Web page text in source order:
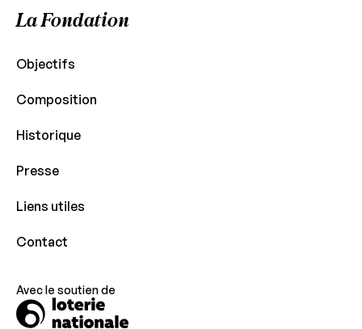
La Fondation
Objectifs
Composition
Historique
Presse
Liens utiles
Contact
Avec le soutien de